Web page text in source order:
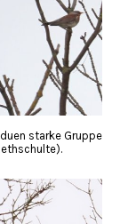
starke Gruppe